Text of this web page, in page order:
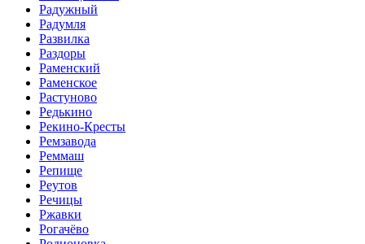
Радужный
Радумля
Развилка
Раздоры
Раменский
Раменское
Растуново
Редькино
Рекино-Кресты
Ремзавода
Реммаш
Репище
Реутов
Речицы
Ржавки
Рогачёво